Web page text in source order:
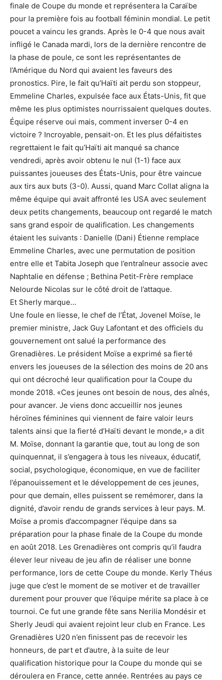
finale de Coupe du monde et représentera la Caraïbe
pour la première fois au football féminin mondial. Le petit
poucet a vaincu les grands. Après le 0-4 que nous avait
infligé le Canada mardi, lors de la dernière rencontre de
la phase de poule, ce sont les représentantes de
l’Amérique du Nord qui avaient les faveurs des
pronostics. Pire, le fait qu’Haïti ait perdu son stoppeur,
Emmeline Charles, expulsée face aux États-Unis, fit que
même les plus optimistes nourrissaient quelques doutes.
Équipe réserve oui mais, comment inverser 0-4 en
victoire ? Incroyable, pensait-on. Et les plus défaitistes
regrettaient le fait qu’Haïti ait manqué sa chance
vendredi, après avoir obtenu le nul (1-1) face aux
puissantes joueuses des États-Unis, pour être vaincue
aux tirs aux buts (3-0). Aussi, quand Marc Collat aligna la
même équipe qui avait affronté les USA avec seulement
deux petits changements, beaucoup ont regardé le match
sans grand espoir de qualification. Les changements
étaient les suivants : Danielle (Dani) Étienne remplace
Emmeline Charles, avec une permutation de position
entre elle et Tabita Joseph que l’entraîneur associe avec
Naphtalie en défense ; Bethina Petit-Frère remplace
Nelourde Nicolas sur le côté droit de l’attaque.
Et Sherly marque…
Une foule en liesse, le chef de l’État, Jovenel Moïse, le
premier ministre, Jack Guy Lafontant et des officiels du
gouvernement ont salué la performance des
Grenadières. Le président Moïse a exprimé sa fierté
envers les joueuses de la sélection des moins de 20 ans
qui ont décroché leur qualification pour la Coupe du
monde 2018. «Ces jeunes ont besoin de nous, des aînés,
pour avancer. Je viens donc accueillir nos jeunes
héroïnes féminines qui viennent de faire valoir leurs
talents ainsi que la fierté d’Haïti devant le monde,» a dit
M. Moïse, donnant la garantie que, tout au long de son
quinquennat, il s’engagera à tous les niveaux, éducatif,
social, psychologique, économique, en vue de faciliter
l’épanouissement et le développement de ces jeunes,
pour que demain, elles puissent se remémorer, dans la
dignité, d’avoir rendu de grands services à leur pays. M.
Moïse a promis d’accompagner l’équipe dans sa
préparation pour la phase finale de la Coupe du monde
en août 2018. Les Grenadières ont compris qu’il faudra
élever leur niveau de jeu afin de réaliser une bonne
performance, lors de cette Coupe du monde. Kerly Théus
juge que c’est le moment de se motiver et de travailler
durement pour prouver que l’équipe mérite sa place à ce
tournoi. Ce fut une grande fête sans Nerilia Mondésir et
Sherly Jeudi qui avaient rejoint leur club en France. Les
Grenadières U20 n’en finissent pas de recevoir les
honneurs, de part et d’autre, à la suite de leur
qualification historique pour la Coupe du monde qui se
déroulera en France, cette année. Rentrées au pays ce